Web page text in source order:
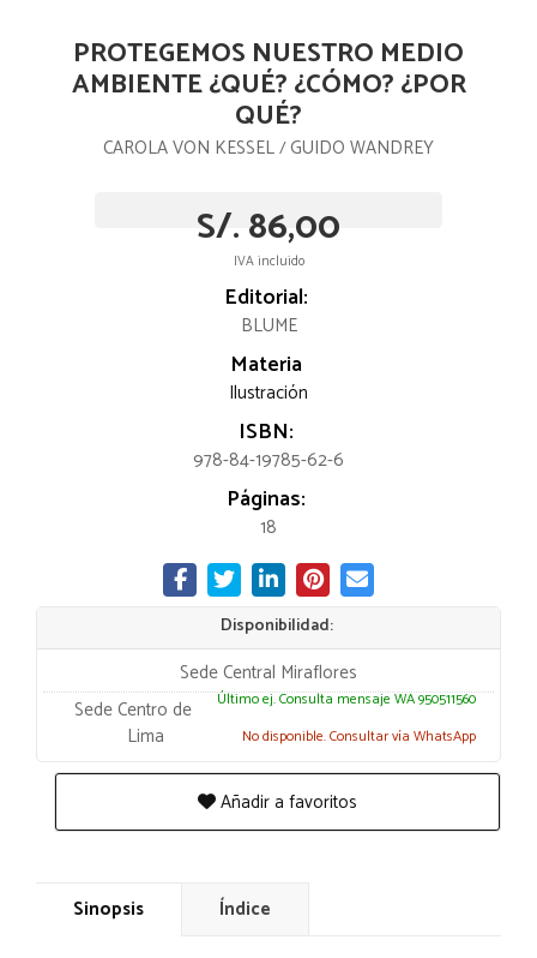
PROTEGEMOS NUESTRO MEDIO
AMBIENTE ¿QUÉ? ¿CÓMO? ¿POR
QUÉ?
CAROLA VON KESSEL/GUIDO WANDREY
S/. 86,00
IVA incluido
Editorial:
BLUME
Materia
Ilustración
ISBN:
978-84-19785-62-6
Páginas:
18
Disponibilidad:
Sede Central Miraflores
Último ej. Consulta mensaje WA 950511560
Sede Centro de
Lima
No disponible. Consultar vía WhatsApp
Añadir a favoritos
Sinopsis Índice